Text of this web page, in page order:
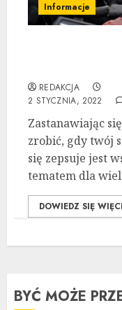
Informacje
REDAKCJA
2 STYCZNIA, 2022
Zastanawiając
zrobić, gdy twój
się zepsuje jest
tematem dla
DOWIEDZ SIĘ
BYĆ MOŻE